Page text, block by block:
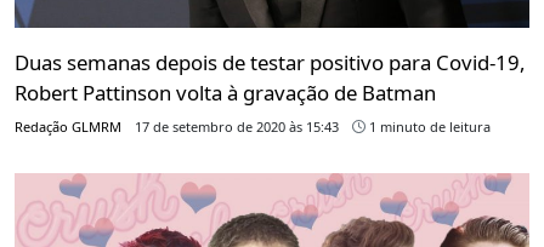
Duas semanas depois de testar positivo para Covid-19,
Robert Pattinson volta à gravação de Batman
Redação GLMRM 17 de setembro de 2020 às 15:43 1 minuto de leitura